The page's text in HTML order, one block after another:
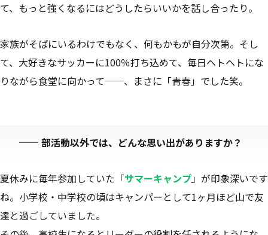
て、もっと強くなるにはどうしたらいいかを話し合ったり。
家族がそばにいるわけでもなく、何もかもが自分次第。そし
て、大好きなサッカーに100％打ち込めて、毎日ヘトヘトにな
りながら食堂に向かって──、まさに「青春」でした笑。
── 部活動以外では、どんな思い出がありますか？
夏休みに毎年参加していた「サマーキャンプ」が印象深いです
ね。小学校・中学校の頃はキャンパーとして1ヶ月ほど山で友
達と過ごしていました。